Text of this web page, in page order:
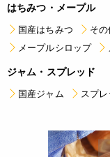
はちみつ・メープル
国産はちみつ そ
メープルシロップ
ジャム・スプレッド
国産ジャム スプ